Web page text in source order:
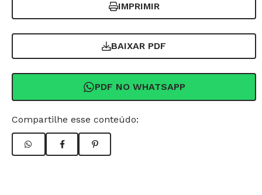
IMPRIMIR
BAIXAR PDF
PDF NO WHATSAPP
Compartilhe esse conteúdo: